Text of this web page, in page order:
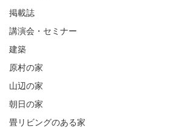
掲載誌
講演会・セミナー
建築
原村の家
山辺の家
朝日の家
畳リビングのある家